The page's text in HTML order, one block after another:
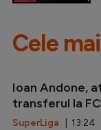
Cele
Ioan Andone,
transferul la
SuperLiga | 13:24